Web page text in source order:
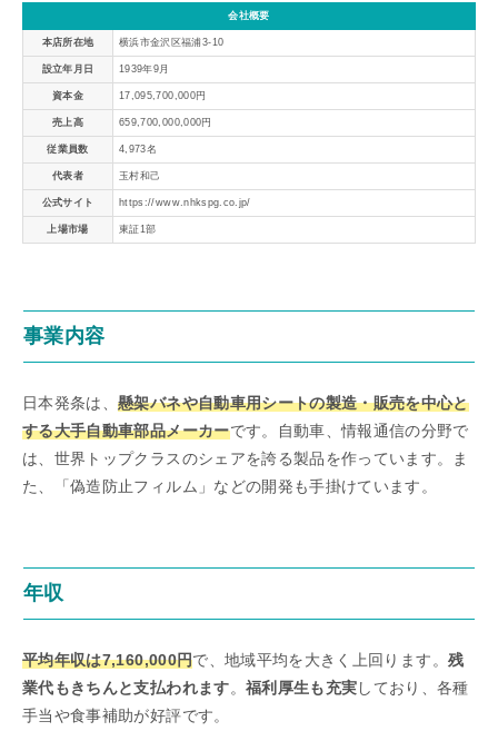
会社概要
本店所在地 横浜市金沢区福浦3-10
設立年月日 1939年9月
資本金 17,095,700,000円
売上高 659,700,000,000円
従業員数 4,973名
代表者 玉村和己
公式サイト https://www.nhkspg.co.jp/
上場市場 東証1部
事業内容
日本発条は、懸架バネや自動車用シートの製造・販売を中心と
する大手自動車部品メーカーです。自動車、情報通信の分野で
は、世界トップクラスのシェアを誇る製品を作っています。ま
た、「偽造防止フィルム」などの開発も手掛けています。
年収
平均年収は7,160,000円で、地域平均を大きく上回ります。 残
業代もきちんと支払われます。 福利厚生も充実しており、各種
手当や食事補助が好評です。